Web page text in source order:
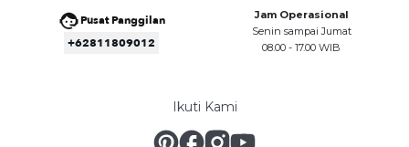
Pusat Panggilan
+62811809012
Jam Operasional
Senin sampai Jumat
08.00 - 17.00 WIB
Ikuti Kami